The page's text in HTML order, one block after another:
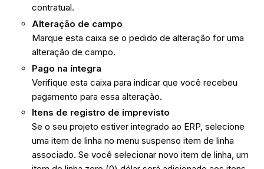
contratual.
Alteração de campo
Marque esta caixa se o pedido de alteração for uma
alteração de campo.
Pago na íntegra
Verifique esta caixa para indicar que você recebeu
pagamento para essa alteração.
Itens de registro de imprevisto
Se o seu projeto estiver integrado ao ERP, selecione
uma item de linha no menu suspenso item de linha
associado. Se você selecionar novo item de linha, um